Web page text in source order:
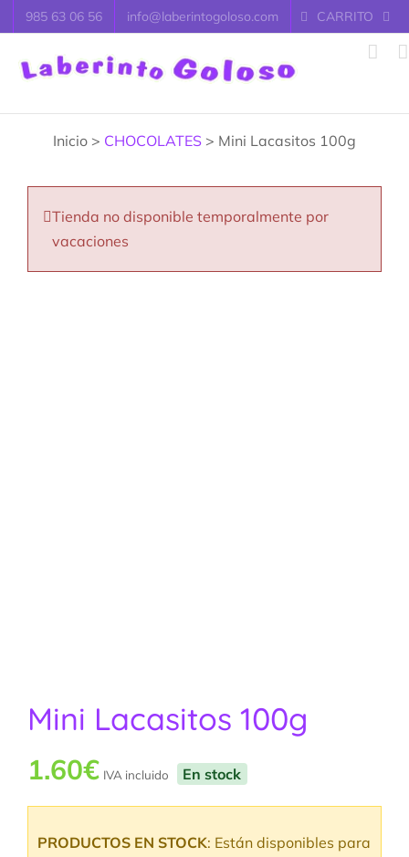
Saltar
al
contenido
985 63 06 56 info@laberintogoloso.com CARRITO
Inicio > CHOCOLATES > Mini Lacasitos 100g
Tienda no disponible temporalmente por
vacaciones
Mini Lacasitos 100g
1.60€ IVA incluido En stock
PRODUCTOS EN STOCK: Están disponibles para